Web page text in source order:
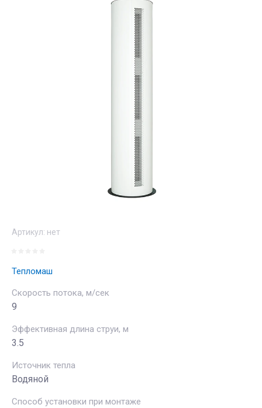
Артикул: нет
Тепломаш
Скорость потока, м/сек
9
Эффективная длина струи, м
3.5
Источник тепла
Водяной
Способ установки при монтаже